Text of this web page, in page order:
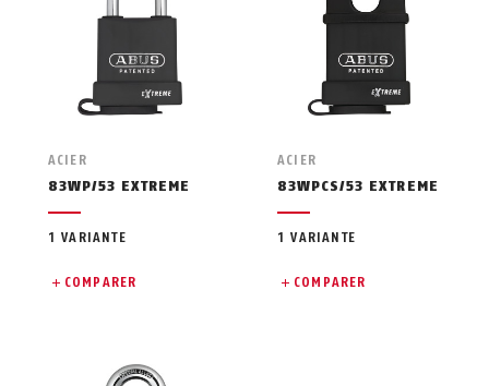
ACIER
83WP/53 EXTREME
1 VARIANTE
COMPARER
ACIER
83WPCS/53 EXTREME
1 VARIANTE
COMPARER